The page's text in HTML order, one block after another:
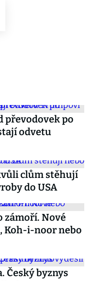
převodovek po
odvetu
clům stěhují
do USA
zámoří. Nové
Koh-i-noor nebo
Český byznys